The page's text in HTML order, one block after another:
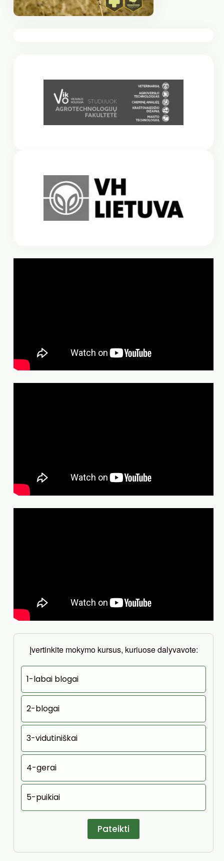
Įvertinkite mokymo kursus, kuriuose dalyvavote:
1-labai blogai
2-blogai
3-vidutiniškai
4-gerai
5-puikiai